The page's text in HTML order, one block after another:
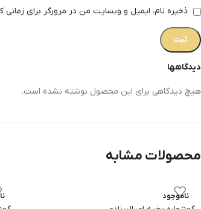
دیدگاهها
هیچ دیدگاهی برای این محصول نوشته نشده است.
ذخیره نام، ایمیل و وبسایت من در مرورگر برای
محصولات مشابه
ناموجود